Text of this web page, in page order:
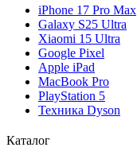
iPhone 17 Pro Max
Galaxy S25 Ultra
Xiaomi 15 Ultra
Google Pixel
Apple iPad
MacBook Pro
PlayStation 5
Техника Dyson
Каталог